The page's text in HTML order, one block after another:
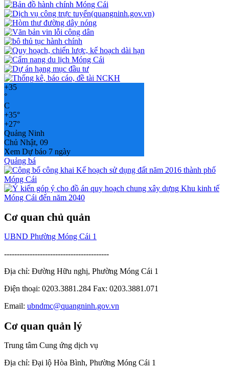
+35
°
C
+35°
+27°
Quảng Ninh
Chủ Nhật, 09
Xem Dự báo 7 ngày
Quảng bá
Cơ quan chủ quản
UBND Phường Móng Cái 1
-----------------------------------------
Địa chỉ: Đường Hữu nghị, Phường Móng Cái 1
Điện thoại: 0203.3881.284 Fax: 0203.3881.071
Email: ubndmc@quangninh.gov.vn
Cơ quan quản lý
Trung tâm Cung ứng dịch vụ
Địa chỉ: Đại lộ Hòa Bình, Phường Móng Cái 1